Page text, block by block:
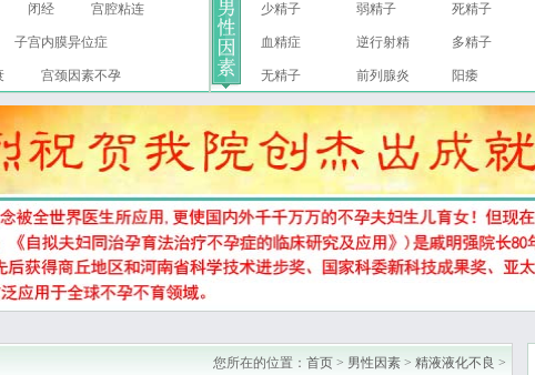
闭经 宫腔粘连
子宫内膜异位症
宫颈因素不孕
少精子 弱精子 死精子
血精症 逆行射精 多精子
无精子 前列腺炎 阳痿
您所在的位置： 首页> 男性因素> 精液液化不良 >